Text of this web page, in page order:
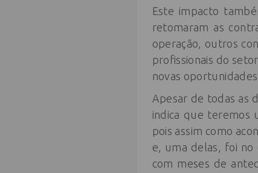
Este impacto
retomaram as
operação, outros
profissionais do
novas
Apesar de todas as
indica que teremos
pois assim como
e, uma delas, foi no
com meses de